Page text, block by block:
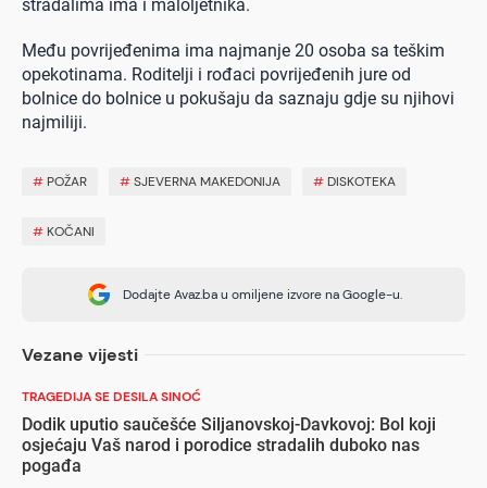
stradalima ima i maloljetnika.
Među povrijeđenima ima najmanje 20 osoba sa teškim
opekotinama. Roditelji i rođaci povrijeđenih jure od
bolnice do bolnice u pokušaju da saznaju gdje su njihovi
najmiliji.
# POŽAR #SJEVERNA MAKEDONIJA # DISKOTEKA
# KOČANI
Dodajte Avaz.ba u omiljene izvore na Google-u.
Vezane vijesti
TRAGEDIJA SE DESILA SINOĆ
Dodik uputio saučešće Siljanovskoj-Davkovoj: Bol koji
osjećaju Vaš narod i porodice stradalih duboko nas
pogađa